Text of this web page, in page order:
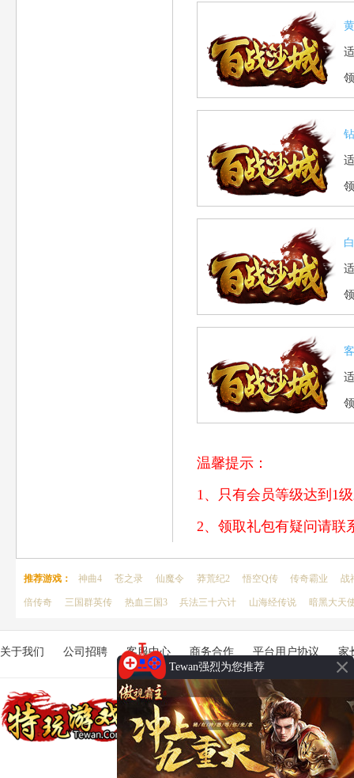
温馨提示：
1、只有会员等级达到1
2、领取礼包有疑问请联
推荐游戏： 神曲4 苍之录 仙魔令 莽荒纪2 悟空Q传 传奇霸业 战
倍传奇 三国群英传 热血三国3 兵法三十六计 山海经传说 暗黑大天
Tewan强烈为您推荐
关于我们 公司招聘 客服中心 商务合作 平台用户协议 家
Copyright © 2026 网页游戏平台_精品手游
闽ICP备19000415号-3
闽网文（2019）1237-
抵制不良游戏，拒绝盗版游戏。 注意自我